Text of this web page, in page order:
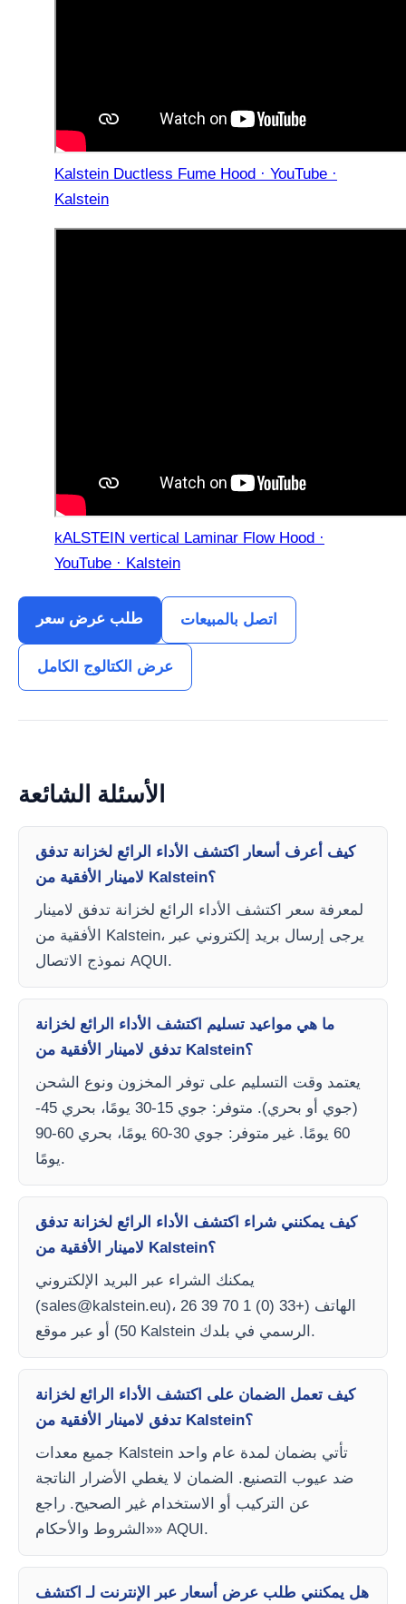
Kalstein Ductless Fume Hood · YouTube ·
Kalstein
kALSTEIN vertical Laminar Flow Hood ·
YouTube · Kalstein
طلب عرض سعر اتصل بالمبيعات
عرض الكتالوج الكامل
الأسئلة الشائعة
كيف أعرف أسعار اكتشف الأداء الرائع لخزانة تدفق
لامينار الأفقية من Kalstein؟
لمعرفة سعر اكتشف الأداء الرائع لخزانة تدفق لامينار
الأفقية من Kalstein، يرجى إرسال بريد إلكتروني عبر
نموذج الاتصال AQUI.
ما هي مواعيد تسليم اكتشف الأداء الرائع لخزانة
تدفق لامينار الأفقية من Kalstein؟
يعتمد وقت التسليم على توفر المخزون ونوع الشحن
(جوي أو بحري). متوفر: جوي 15-30 يومًا، بحري 45-
60 يومًا. غير متوفر: جوي 30-60 يومًا، بحري 60-90
يومًا.
كيف يمكنني شراء اكتشف الأداء الرائع لخزانة تدفق
لامينار الأفقية من Kalstein؟
يمكنك الشراء عبر البريد الإلكتروني
(sales@kalstein.eu)، الهاتف (+33 (0) 1 70 39 26
50) أو عبر موقع Kalstein الرسمي في بلدك.
كيف تعمل الضمان على اكتشف الأداء الرائع لخزانة
تدفق لامينار الأفقية من Kalstein؟
جميع معدات Kalstein تأتي بضمان لمدة عام واحد
ضد عيوب التصنيع. الضمان لا يغطي الأضرار الناتجة
عن التركيب أو الاستخدام غير الصحيح. راجع
«الشروط والأحكام» AQUI.
هل يمكنني طلب عرض أسعار عبر الإنترنت لـ اكتشف